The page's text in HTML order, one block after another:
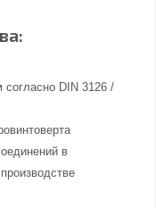
DIN 3126 /
в